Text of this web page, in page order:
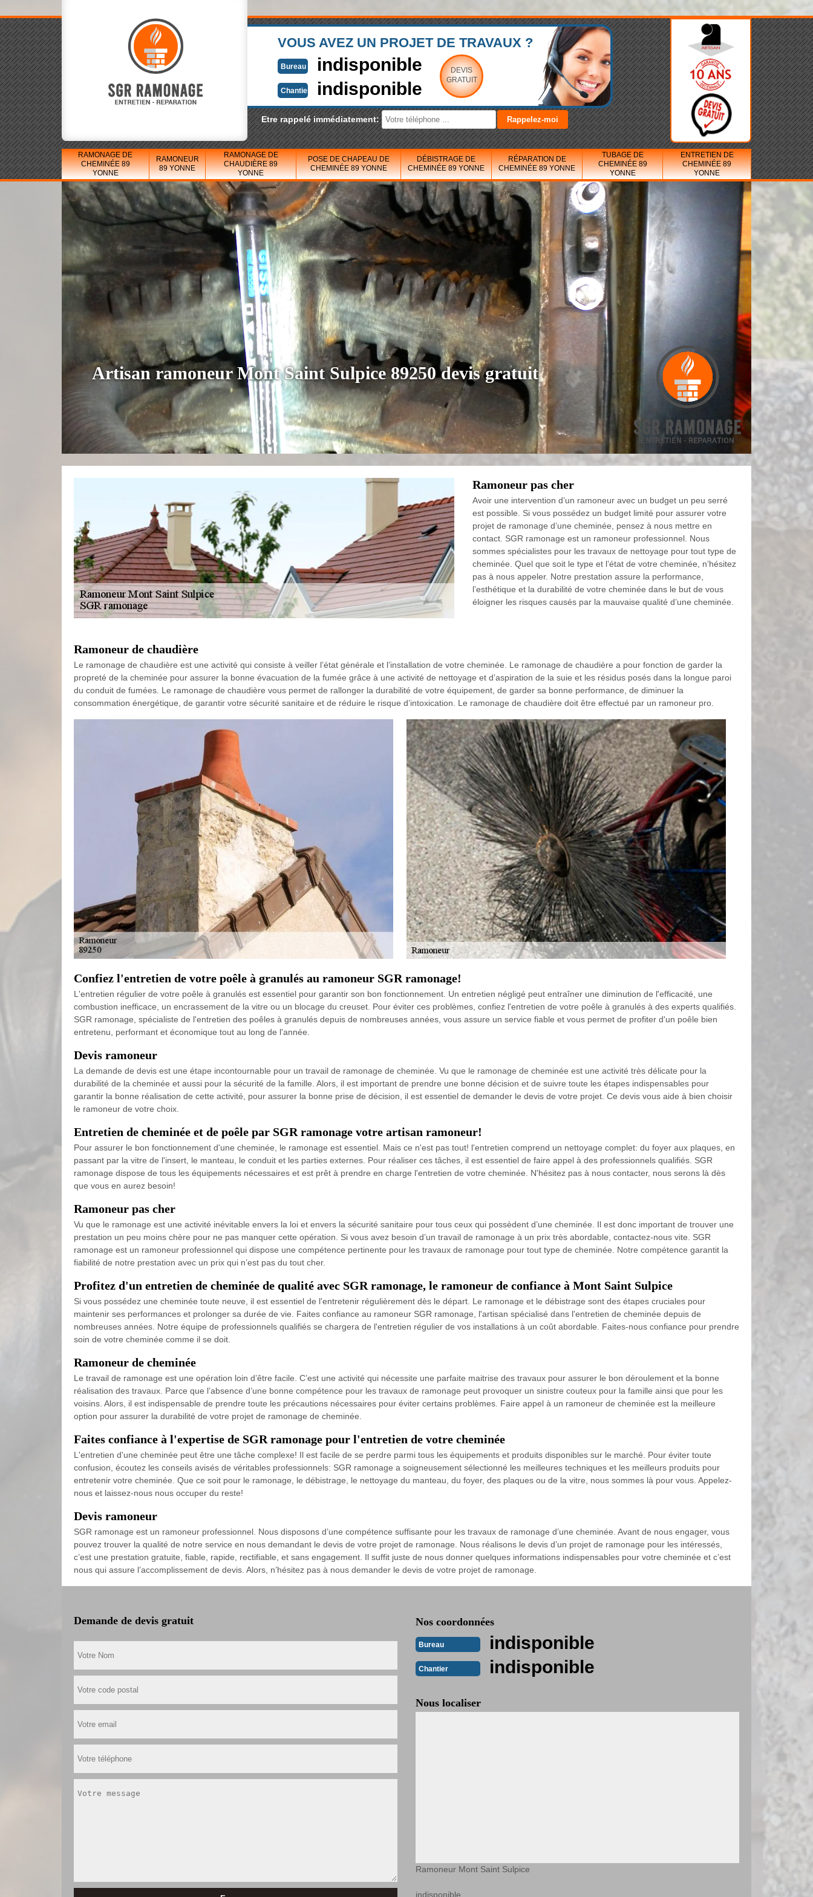
VOUS AVEZ UN PROJET DE TRAVAUX ?
Bureau indisponible
Chantier indisponible
DEVIS
GRATUIT
Etre rappelé immédiatement:
RAMONAGE DE
CHEMINÉE 89
YONNE
RAMONEUR
89 YONNE
RAMONAGE DE
CHAUDIÈRE 89
YONNE
POSE DE CHAPEAU DE
CHEMINÉE 89 YONNE
DÉBISTRAGE DE
CHEMINÉE 89 YONNE
RÉPARATION DE
CHEMINÉE 89 YONNE
TUBAGE DE
CHEMINÉE 89
YONNE
ENTRETIEN DE
CHEMINÉE 89
YONNE
Artisan ramoneur Mont Saint Sulpice 89250 devis gratuit
Ramoneur pas cher
Avoir une intervention d’un ramoneur avec un budget un peu serré
est possible. Si vous possédez un budget limité pour assurer votre
projet de ramonage d’une cheminée, pensez à nous mettre en
contact. SGR ramonage est un ramoneur professionnel. Nous
sommes spécialistes pour les travaux de nettoyage pour tout type de
cheminée. Quel que soit le type et l’état de votre cheminée, n’hésitez
pas à nous appeler. Notre prestation assure la performance,
l’esthétique et la durabilité de votre cheminée dans le but de vous
éloigner les risques causés par la mauvaise qualité d’une cheminée.
Ramoneur de chaudière
Le ramonage de chaudière est une activité qui consiste à veiller l’état générale et l’installation de votre cheminée. Le ramonage de chaudière a pour fonction de garder la
propreté de la cheminée pour assurer la bonne évacuation de la fumée grâce à une activité de nettoyage et d’aspiration de la suie et les résidus posés dans la longue paroi
du conduit de fumées. Le ramonage de chaudière vous permet de rallonger la durabilité de votre équipement, de garder sa bonne performance, de diminuer la
consommation énergétique, de garantir votre sécurité sanitaire et de réduire le risque d’intoxication. Le ramonage de chaudière doit être effectué par un ramoneur pro.
Confiez l'entretien de votre poêle à granulés au ramoneur SGR ramonage!
L'entretien régulier de votre poêle à granulés est essentiel pour garantir son bon fonctionnement. Un entretien négligé peut entraîner une diminution de l'efficacité, une
combustion inefficace, un encrassement de la vitre ou un blocage du creuset. Pour éviter ces problèmes, confiez l'entretien de votre poêle à granulés à des experts qualifiés.
SGR ramonage, spécialiste de l'entretien des poêles à granulés depuis de nombreuses années, vous assure un service fiable et vous permet de profiter d'un poêle bien
entretenu, performant et économique tout au long de l'année.
Devis ramoneur
La demande de devis est une étape incontournable pour un travail de ramonage de cheminée. Vu que le ramonage de cheminée est une activité très délicate pour la
durabilité de la cheminée et aussi pour la sécurité de la famille. Alors, il est important de prendre une bonne décision et de suivre toute les étapes indispensables pour
garantir la bonne réalisation de cette activité, pour assurer la bonne prise de décision, il est essentiel de demander le devis de votre projet. Ce devis vous aide à bien choisir
le ramoneur de votre choix.
Entretien de cheminée et de poêle par SGR ramonage votre artisan ramoneur!
Pour assurer le bon fonctionnement d'une cheminée, le ramonage est essentiel. Mais ce n'est pas tout! l'entretien comprend un nettoyage complet: du foyer aux plaques, en
passant par la vitre de l'insert, le manteau, le conduit et les parties externes. Pour réaliser ces tâches, il est essentiel de faire appel à des professionnels qualifiés. SGR
ramonage dispose de tous les équipements nécessaires et est prêt à prendre en charge l'entretien de votre cheminée. N'hésitez pas à nous contacter, nous serons là dès
que vous en aurez besoin!
Ramoneur pas cher
Vu que le ramonage est une activité inévitable envers la loi et envers la sécurité sanitaire pour tous ceux qui possèdent d’une cheminée. Il est donc important de trouver une
prestation un peu moins chère pour ne pas manquer cette opération. Si vous avez besoin d’un travail de ramonage à un prix très abordable, contactez-nous vite. SGR
ramonage est un ramoneur professionnel qui dispose une compétence pertinente pour les travaux de ramonage pour tout type de cheminée. Notre compétence garantit la
fiabilité de notre prestation avec un prix qui n’est pas du tout cher.
Profitez d'un entretien de cheminée de qualité avec SGR ramonage, le ramoneur de confiance à Mont Saint Sulpice
Si vous possédez une cheminée toute neuve, il est essentiel de l'entretenir régulièrement dès le départ. Le ramonage et le débistrage sont des étapes cruciales pour
maintenir ses performances et prolonger sa durée de vie. Faites confiance au ramoneur SGR ramonage, l'artisan spécialisé dans l'entretien de cheminée depuis de
nombreuses années. Notre équipe de professionnels qualifiés se chargera de l'entretien régulier de vos installations à un coût abordable. Faites-nous confiance pour prendre
soin de votre cheminée comme il se doit.
Ramoneur de cheminée
Le travail de ramonage est une opération loin d’être facile. C’est une activité qui nécessite une parfaite maitrise des travaux pour assurer le bon déroulement et la bonne
réalisation des travaux. Parce que l’absence d’une bonne compétence pour les travaux de ramonage peut provoquer un sinistre couteux pour la famille ainsi que pour les
voisins. Alors, il est indispensable de prendre toute les précautions nécessaires pour éviter certains problèmes. Faire appel à un ramoneur de cheminée est la meilleure
option pour assurer la durabilité de votre projet de ramonage de cheminée.
Faites confiance à l'expertise de SGR ramonage pour l'entretien de votre cheminée
L'entretien d'une cheminée peut être une tâche complexe! Il est facile de se perdre parmi tous les équipements et produits disponibles sur le marché. Pour éviter toute
confusion, écoutez les conseils avisés de véritables professionnels: SGR ramonage a soigneusement sélectionné les meilleures techniques et les meilleurs produits pour
entretenir votre cheminée. Que ce soit pour le ramonage, le débistrage, le nettoyage du manteau, du foyer, des plaques ou de la vitre, nous sommes là pour vous. Appelez-
nous et laissez-nous nous occuper du reste!
Devis ramoneur
SGR ramonage est un ramoneur professionnel. Nous disposons d’une compétence suffisante pour les travaux de ramonage d’une cheminée. Avant de nous engager, vous
pouvez trouver la qualité de notre service en nous demandant le devis de votre projet de ramonage. Nous réalisons le devis d’un projet de ramonage pour les intéressés,
c’est une prestation gratuite, fiable, rapide, rectifiable, et sans engagement. Il suffit juste de nous donner quelques informations indispensables pour votre cheminée et c’est
nous qui assure l’accomplissement de devis. Alors, n’hésitez pas à nous demander le devis de votre projet de ramonage.
Demande de devis gratuit Nos coordonnées
Bureau indisponible
Chantier indisponible
Nous localiser
Ramoneur Mont Saint Sulpice
indisponible